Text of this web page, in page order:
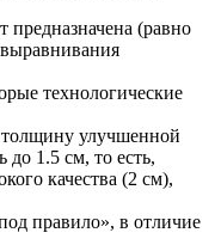
предназначена (равно
технологические
улучшенной
до 1.5 см, то есть,
качества (2 см),
правило», в отличие